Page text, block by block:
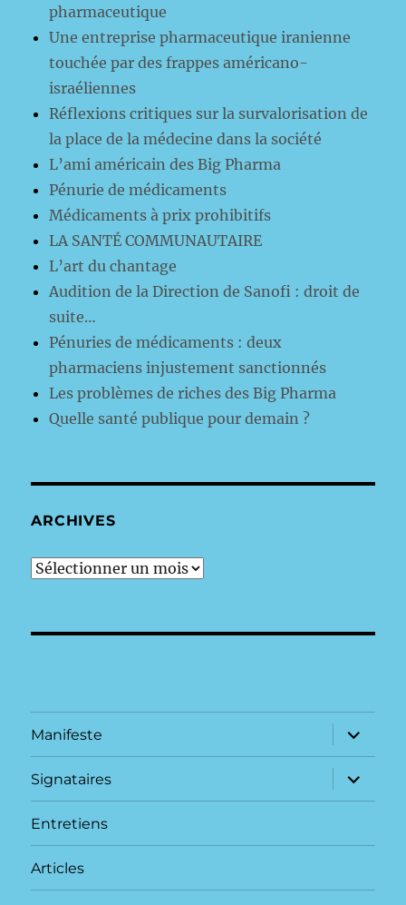
pharmaceutique
Une entreprise pharmaceutique iranienne
touchée par des frappes américano-
israéliennes
Réflexions critiques sur la survalorisation de
la place de la médecine dans la société
L’ami américain des Big Pharma
Pénurie de médicaments
Médicaments à prix prohibitifs
LA SANTÉ COMMUNAUTAIRE
L’art du chantage
Audition de la Direction de Sanofi : droit de
suite…
Pénuries de médicaments : deux
pharmaciens injustement sanctionnés
Les problèmes de riches des Big Pharma
Quelle santé publique pour demain ?
ARCHIVES
archives
Manifeste
ouvrir
le
sous-
menu
Signataires
ouvrir
le
sous-
Entretiens
Articles